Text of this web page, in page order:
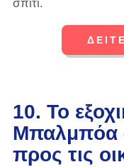
σπίτι.
10. Το
Μπαλμπόα
προς τις